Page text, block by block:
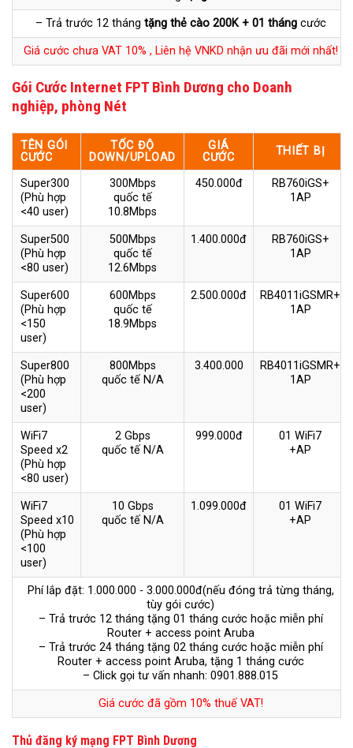
– Trả trước 12 tháng tặng thẻ cào 200K + 01 thángcước
Giá cước chưa VAT 10% , Liên hệ VNKD nhận ưu đãi mới nhất!
Gói Cước Internet FPT Bình Dương cho Doanh
nghiệp, phòng Nét
TÊN GÓI
CƯỚC
TỐC ĐỘ
DOWN/UPLOAD
GIÁ
CƯỚC
THIẾT BỊ
Super300
(Phù hợp
<40 user)
300Mbps
quốc tế
10.8Mbps
450.000đ
RB760iGS+
1AP
Super500
(Phù hợp
<80 user)
500Mbps
quốc tế
12.6Mbps
1.400.000đ
RB760iGS+
1AP
Super600
(Phù hợp
<150
user)
600Mbps
quốc tế
18.9Mbps
2.500.000đ
RB4011iGSMR+
1AP
Super800
(Phù hợp
<200
user)
800Mbps
quốc tế N/A
3.400.000
RB4011iGSMR+
1AP
WiFi7
Speed x2
(Phù hợp
<80 user)
2 Gbps
quốc tế N/A
999.000đ
01 WiFi7
+AP
WiFi7
Speed x10
(Phù hợp
<100
user)
10 Gbps
quốc tế N/A
1.099.000đ
01 WiFi7
+AP
Phí lắp đặt: 1.000.000 - 3.000.000đ(nếu đóng trả từng tháng,
tùy gói cước)
– Trả trước 12 tháng tặng 01 tháng cước hoặc miễn phí
Router + access point Aruba
– Trả trước 24 tháng tặng 02 tháng cước hoặc miễn phí
Router + access point Aruba, tặng 1 tháng cước
– Click gọi tư vấn nhanh: 0901.888.015
Giá cước đã gồm 10% thuế VAT!
Thủ đăng ký mạng FPT Bình Dương